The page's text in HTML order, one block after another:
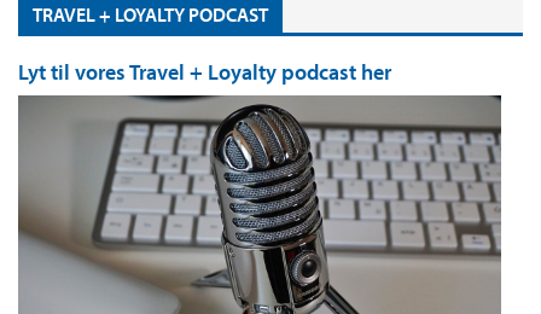
TRAVEL + LOYALTY PODCAST
Lyt til vores Travel + Loyalty podcast her